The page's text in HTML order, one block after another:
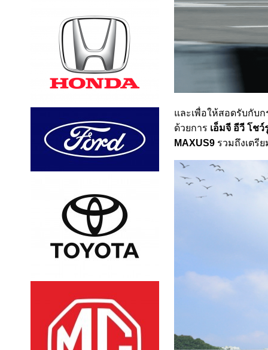
และเพื่อให้สอดรับกับ
ด้วยการ เอ็มจี อีวี โช
MAXUS9 รวมถึงเตรี